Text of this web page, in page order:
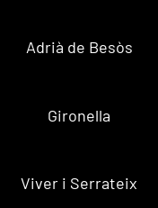
Adrià de Besòs
Gironella
Viver i Serrateix